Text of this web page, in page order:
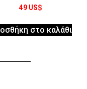
49 US$
στο καλάθι